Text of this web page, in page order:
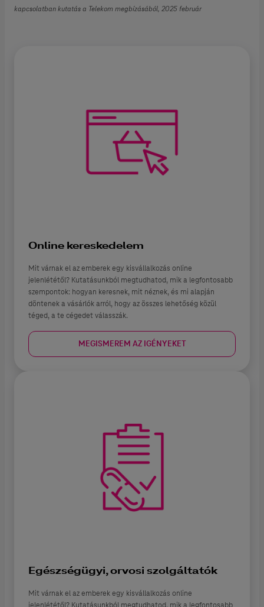
kapcsolatban kutatás a Telekom megbízásából, 2025 február
Online kereskedelem
Mit várnak el az emberek egy kisvállalkozás online
jelenlététől? Kutatásunkból megtudhatod, mik a legfontosabb
szempontok: hogyan keresnek, mit néznek, és mi alapján
döntenek a vásárlók arról, hogy az összes lehetőség közül
téged, a te cégedet válasszák.
MEGISMEREM AZ IGÉNYEKET
Egészségügyi, orvosi szolgáltatók
Mit várnak el az emberek egy kisvállalkozás online